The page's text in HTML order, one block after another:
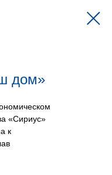
дом»
«Сириус»
к